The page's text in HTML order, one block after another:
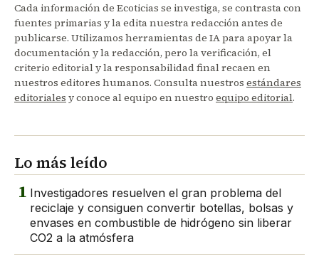
Cada información de Ecoticias se investiga, se contrasta con
fuentes primarias y la edita nuestra redacción antes de
publicarse. Utilizamos herramientas de IA para apoyar la
documentación y la redacción, pero la verificación, el
criterio editorial y la responsabilidad final recaen en
nuestros editores humanos. Consulta nuestros estándares
editoriales y conoce al equipo en nuestro equipo editorial.
Lo más leído
1 Investigadores resuelven el gran problema del
reciclaje y consiguen convertir botellas, bolsas y
envases en combustible de hidrógeno sin liberar
CO2 a la atmósfera